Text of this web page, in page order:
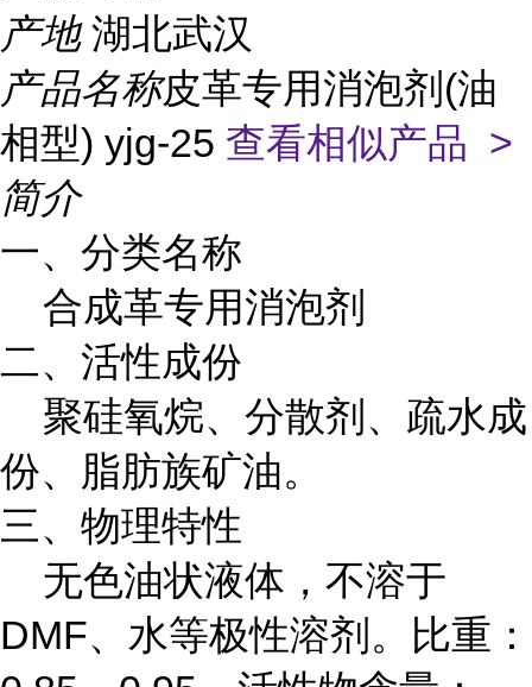
产地 湖北武汉
产品名称皮革专用消泡剂(油
相型) yjg-25 查看相似产品 >
简介
一、分类名称
合成革专用消泡剂
二、活性成份
聚硅氧烷、分散剂、疏水成
份、脂肪族矿油。
三、物理特性
无色油状液体，不溶于
DMF、水等极性溶剂。比重：